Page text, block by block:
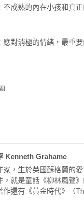
還流露出孩子氣的自私
好的事物、鼓勵他與同
上的動物們紛紛南飛。
險駕駛偷來的汽車，不
不成熟的內在小孩和真
應對消極的情緒，最重
自尊是什麼？其實就是自
的吹笛者
我們的價值觀深受原生家
記
Kenneth Grahame
家，生於英國蘇格蘭的
，就是童話《柳林風聲
作還有《黃金時代》（